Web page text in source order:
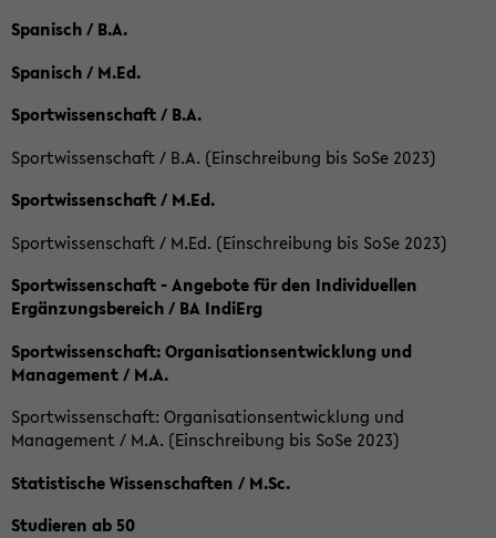
Spanisch / B.A.
Spanisch / M.Ed.
Sportwissenschaft / B.A.
Sportwissenschaft / B.A. (Einschreibung bis SoSe 2023)
Sportwissenschaft / M.Ed.
Sportwissenschaft / M.Ed. (Einschreibung bis SoSe 2023)
Sportwissenschaft - Angebote für den Individuellen
Ergänzungsbereich / BA IndiErg
Sportwissenschaft: Organisationsentwicklung und
Management / M.A.
Sportwissenschaft: Organisationsentwicklung und
Management / M.A. (Einschreibung bis SoSe 2023)
Statistische Wissenschaften / M.Sc.
Studieren ab 50